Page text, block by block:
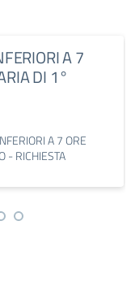
A 7
DI 1°
A 7 ORE
- RICHIESTA